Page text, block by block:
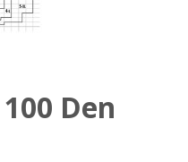
Den